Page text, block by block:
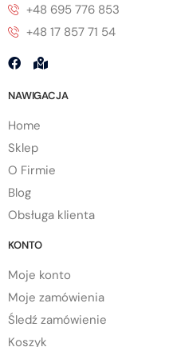
+48 695 776 853
+48 17 857 71 54
NAWIGACJA
Home
Sklep
O Firmie
Blog
Obsługa klienta
KONTO
Moje konto
Moje zamówienia
Śledź zamówienie
Koszyk